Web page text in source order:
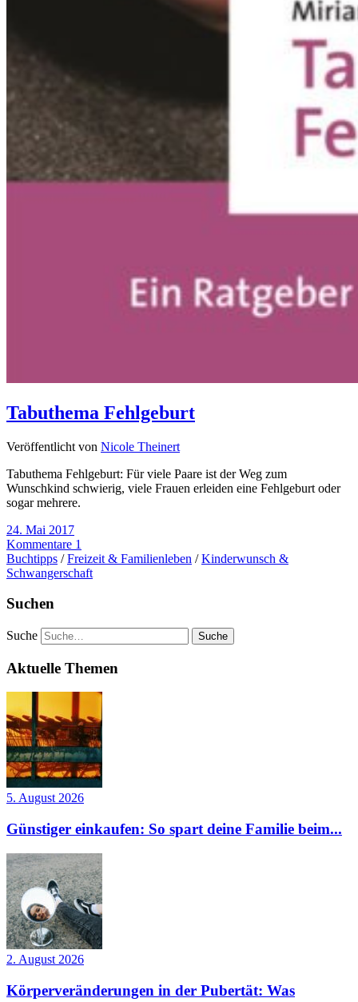
Tabuthema Fehlgeburt
Veröffentlicht von Nicole Theinert
Tabuthema Fehlgeburt: Für viele Paare ist der Weg zum
Wunschkind schwierig, viele Frauen erleiden eine Fehlgeburt oder
sogar mehrere.
24. Mai 2017
Kommentare 1
Buchtipps /Freizeit & Familienleben /Kinderwunsch &
Schwangerschaft
Suchen
Suche
Aktuelle Themen
5. August 2026
Günstiger einkaufen: So spart deine Familie beim...
2. August 2026
Körperveränderungen in der Pubertät: Was